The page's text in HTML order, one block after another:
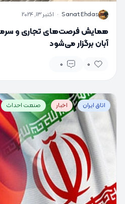
S
Sanat Ehdas
· اکتبر 13, 2024
همایش فرصت‌های تجاری و
آبان برگزار می‌شود
0
0
اتاق ایران اخبار صنعت احداث